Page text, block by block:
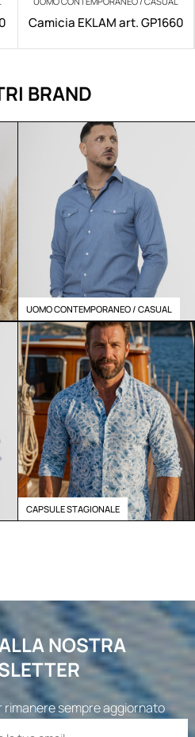
Camicia EKLAM art. GP1660
BRAND
UOMO CONTEMPORANEO / CASUAL
CAPSULE STAGIONALE
NOSTRA
rimanere sempre aggiornato